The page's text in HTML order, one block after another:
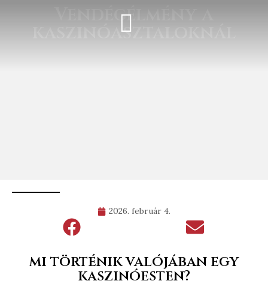
Vendégélmény a
kaszinóasztaloknál
2026. február 4.
mi történik valójában egy
kaszinóesten?